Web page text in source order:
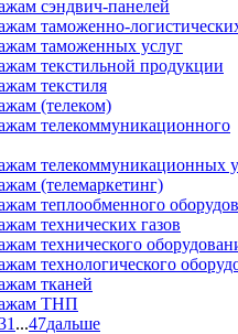
сэндвич-панелей
таможенно-
таможенных услуг
текстильной продукции
текстиля
(телеком)
телекоммуникационного
телекоммуникационных
(телемаркетинг)
теплообменного
технических газов
технического
технологического
тканей
ТНП
...47дальше